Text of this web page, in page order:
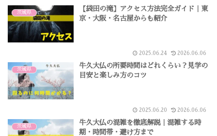
茨城県
【袋田の滝】アクセス方法完全ガイド｜東
京・大阪・名古屋からも紹介
2025.06.24 2026.06.06
茨城県
牛久大仏の所要時間はどれくらい？見学の
目安と楽しみ方のコツ
2025.06.20 2026.06.06
茨城県
牛久大仏の混雑を徹底解説｜混雑する時
期・時間帯・避け方まで